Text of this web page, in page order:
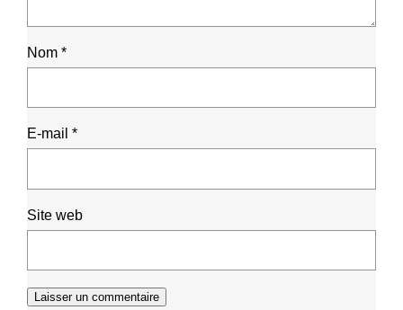
Nom*
E-mail*
Site web